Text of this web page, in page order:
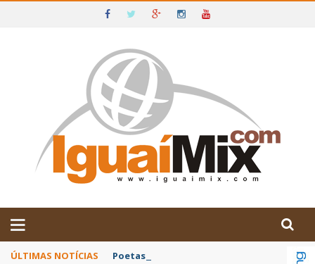
IGUAÍ E SUDOESTE DA BAHIA
ÚLTIMAS NOTÍCIAS Poetas baianos representam o Brasil no